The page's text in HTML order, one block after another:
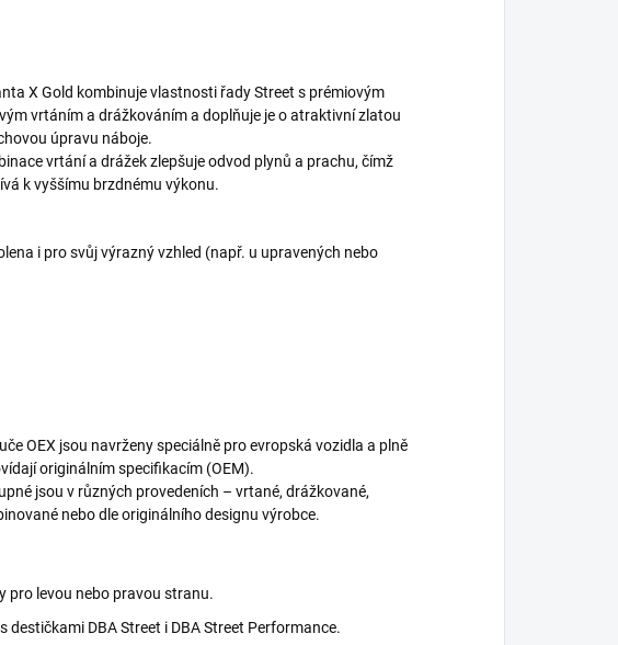
X Gold kombinuje vlastnosti řady Street s prémiovým
vrtáním a drážkováním a doplňuje je o atraktivní zlatou
úpravu náboje.
vrtání a drážek zlepšuje odvod plynů a prachu, čímž
k vyššímu brzdnému výkonu.
i pro svůj výrazný vzhled (např. u upravených nebo
OEX jsou navrženy speciálně pro evropská vozidla a plně
originálním specifikacím (OEM).
jsou v různých provedeních – vrtané, drážkované,
nebo dle originálního designu výrobce.
pro levou nebo pravou stranu.
DBA Street i DBA Street Performance.